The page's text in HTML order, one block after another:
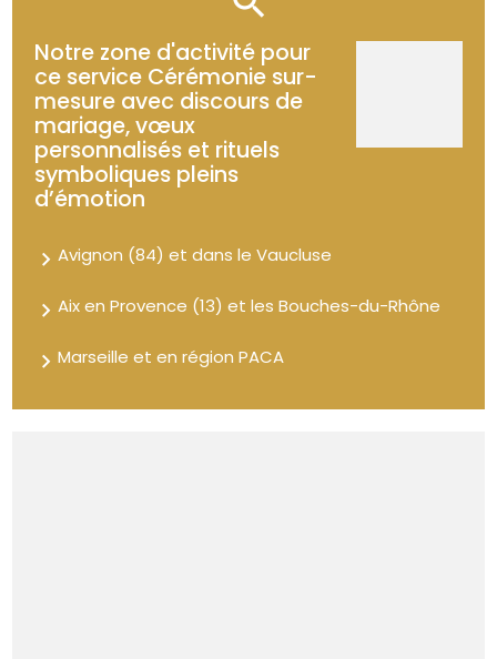
Notre zone d'activité pour
ce service Cérémonie sur-
mesure avec discours de
mariage, vœux
personnalisés et rituels
symboliques pleins
d’émotion
Avignon (84) et dans le Vaucluse
Aix en Provence (13) et les Bouches-du-Rhône
Marseille et en région PACA